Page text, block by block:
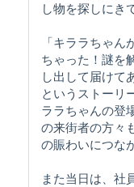
し物を探しにき
「キララちゃ
ちゃった！謎を
し出して届けて
というストーリ
ララちゃんの登
の来街者の方々
の賑わいにつな
また当日は、社